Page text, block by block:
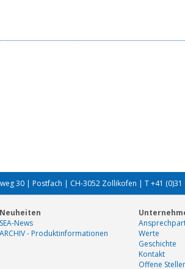
30 | Postfach | CH-3052 Zollikofen | T +41 (0)31
Neuheiten
SEA-News
ARCHIV - Produktinformationen
Werte
Geschichte
Kontakt
Offene